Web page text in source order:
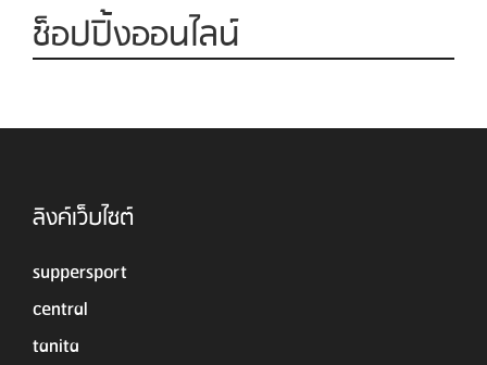
ช็อปปิ้งออนไลน์
ลิงค์เว็บไซต์
suppersport
central
tanita